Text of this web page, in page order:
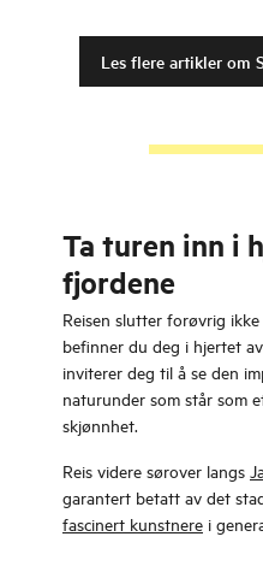
Les flere artikler om
Ta turen inn i
fjordene
Reisen slutter forøvrig
befinner du deg i hjertet av
inviterer deg til å se den
naturunder som står som
skjønnhet.
Reis videre sørover langs
garantert betatt av det
fascinert kunstnere i